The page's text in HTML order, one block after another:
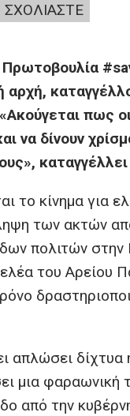
ΣΧΟΛΙΑΣΤΕ
αρχή,
πως
να δίνουν
το κίνημα για
των ακτών
πολιτών
του Αρείου
απλώσει
μια φαραωνική
από την